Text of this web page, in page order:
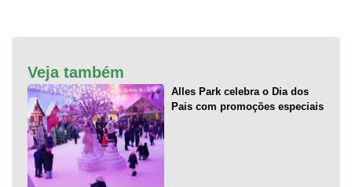
Veja também
Alles Park celebra o Dia dos
Pais com promoções especiais